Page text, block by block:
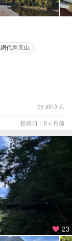
網代弁天山
by akiさん
投稿日：8ヶ月前
23